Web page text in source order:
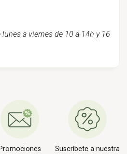
a viernes de 10 a 14h y 16
Suscríbete a nuestra